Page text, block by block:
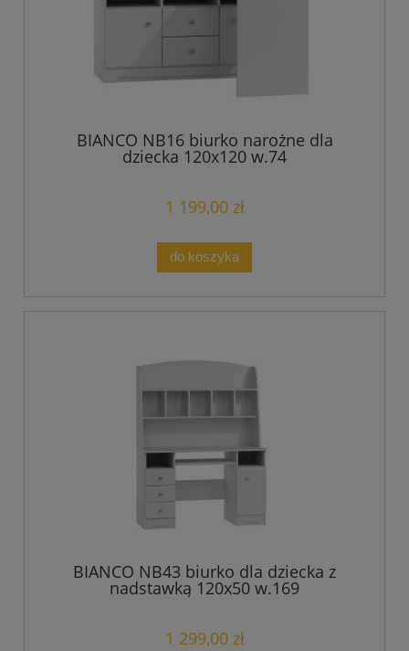
BIANCO NB16 biurko narożne dla
dziecka 120x120 w.74
1 199,00 zł
do koszyka
BIANCO NB43 biurko dla dziecka z
nadstawką 120x50 w.169
1 299,00 zł